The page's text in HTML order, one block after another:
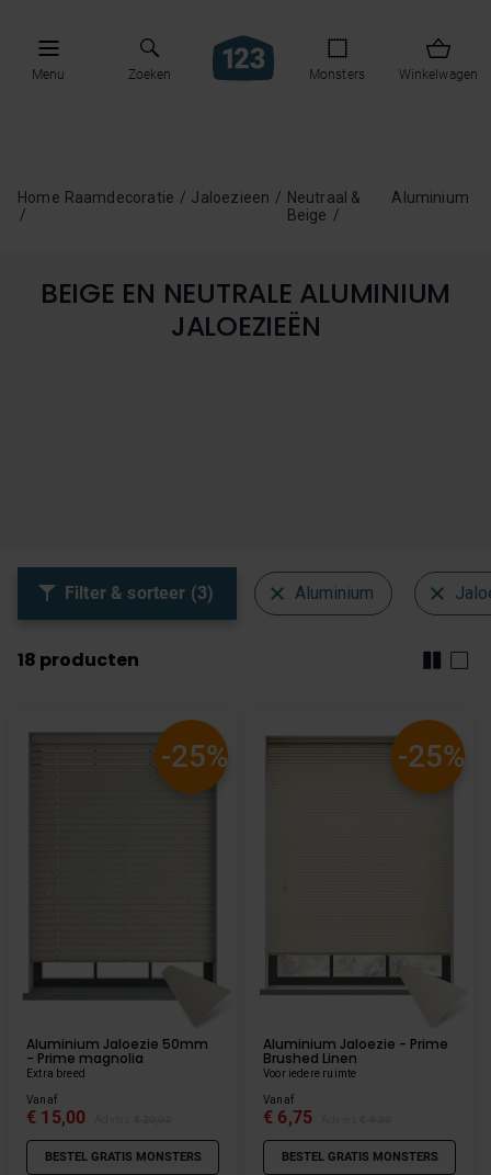
Menu Zoeken Monsters Winkelwagen
Home Raamdecoratie Jaloezieen
Neutraal &
Beige
Aluminium
BEIGE EN NEUTRALE ALUMINIUM
JALOEZIEËN
18 producten
Filter & sorteer (3) Aluminium
-25%
Aluminium Jaloezie 50mm
- Prime magnolia
Extra breed
Vanaf
€ 15,00
BESTEL GRATIS MONSTERS
-25%
Aluminium Jaloezie - Prime
Brushed Linen
Voor iedere ruimte
Vanaf
€ 6,75
BESTEL GRATIS MONSTERS